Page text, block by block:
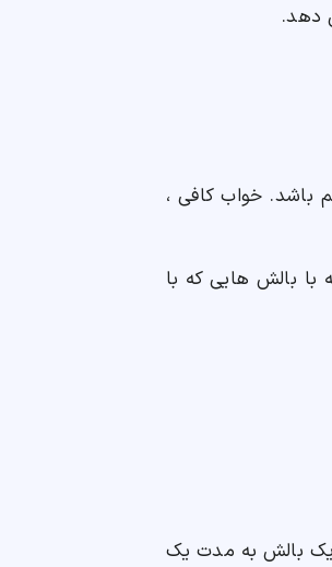
دهد.
باشد. خواب کافی ،
با بالش هایی که با
یک بالش به مدت یک